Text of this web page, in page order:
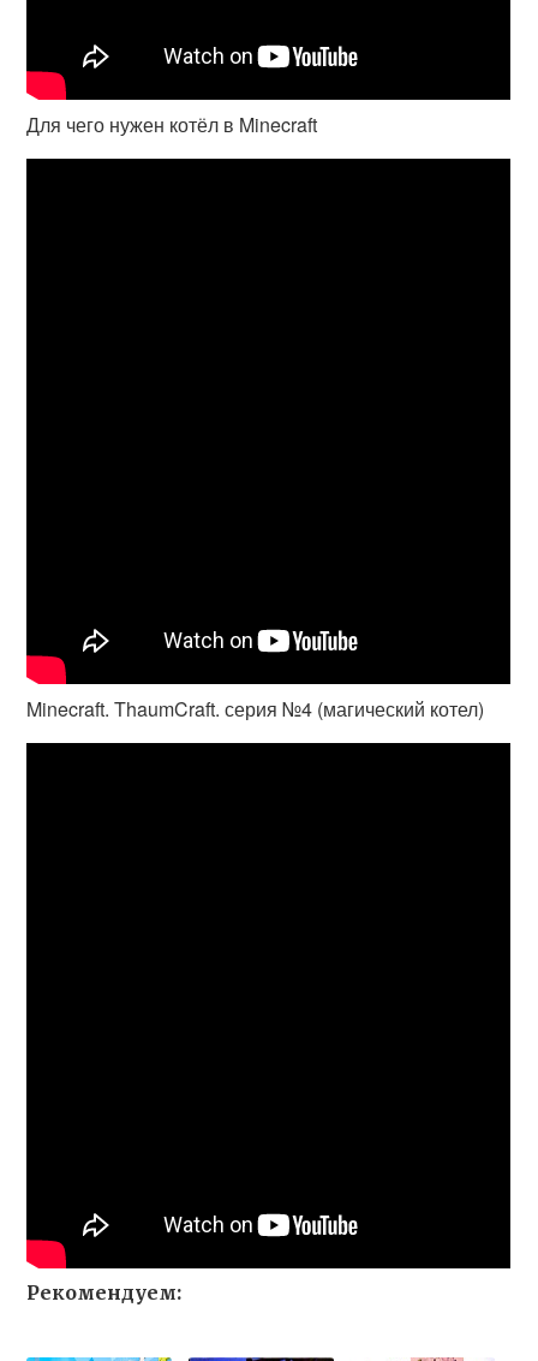
Для чего нужен котёл в Minecraft
Minecraft. ThaumCraft. серия №4 (магический котел)
Рекомендуем: